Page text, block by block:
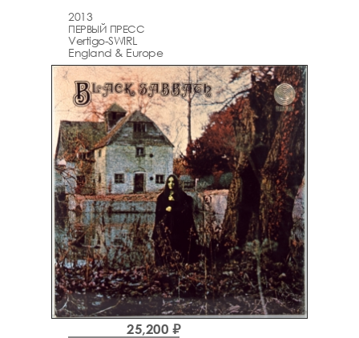
2013
ПЕРВЫЙ ПРЕСС
Vertigo-SWIRL
England & Europe
25,200 ₽